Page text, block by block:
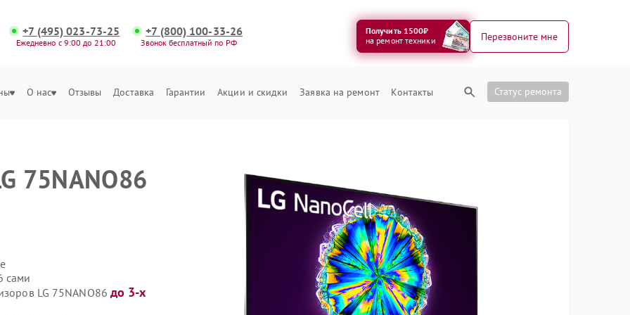
+7 (495) 023-73-25
Ежедневно с 9:00 до 21:00
+7 (800) 100-33-26
Звонок бесплатный по РФ
Получить 1500₽
на ремонт техники
Перезвоните мне
О нас Отзывы Доставка Гарантии Акции и скидки Заявка на ремонт Контакты Статус ремонта
75NANO86
сами
LG 75NANO86 до 3-х